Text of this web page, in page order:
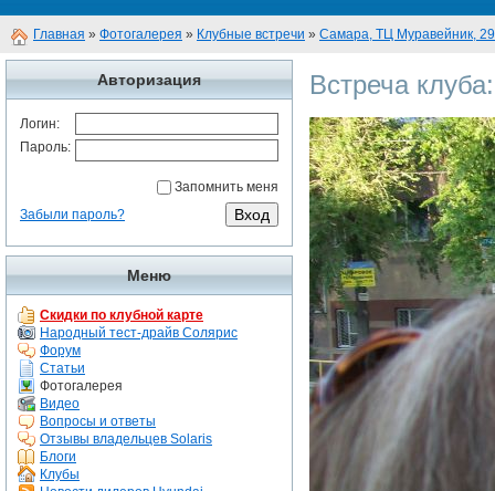
Главная » Фотогалерея » Клубные встречи » Самара, ТЦ Муравейник,
Авторизация
Логин:
Пароль:
Запомнить меня
Забыли пароль?
Меню
Скидки по клубной карте
Народный тест-драйв Солярис
Форум
Статьи
Фотогалерея
Видео
Вопросы и ответы
Отзывы владельцев Solaris
Блоги
Клубы
Встреча